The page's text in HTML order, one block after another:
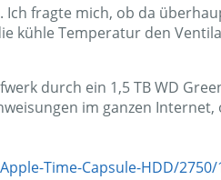
Ich fragte mich, ob da
kühle Temperatur den
durch ein 1,5 TB WD
im ganzen
Time-Capsule-HDD/2750/